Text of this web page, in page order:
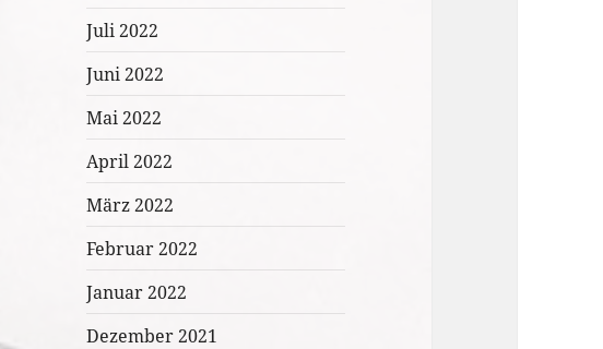
Juli 2022
Juni 2022
Mai 2022
April 2022
März 2022
Februar 2022
Januar 2022
Dezember 2021